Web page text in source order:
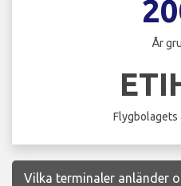
År
Flygbolagets
Vilka terminaler anländer